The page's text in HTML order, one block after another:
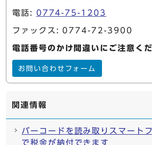
電話: 0774-75-1203
ファックス: 0774-72-3900
電話番号のかけ間違いにご注意くだ
お問い合わせフォーム
関連情報
バーコードを読み取りスマート
で税金が納付できます